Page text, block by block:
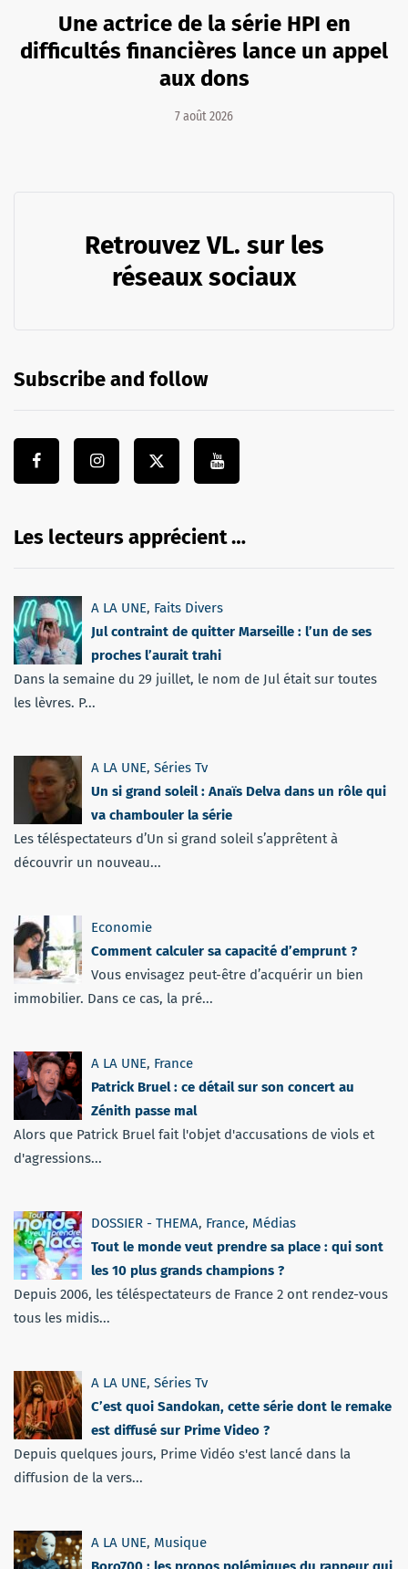
Une actrice de la série HPI en
difficultés financières lance un appel
aux dons
7 août 2026
Retrouvez VL. sur les
réseaux sociaux
Subscribe and follow
Les lecteurs apprécient …
A LA UNE, Faits Divers
Jul contraint de quitter Marseille : l’un de ses
proches l’aurait trahi
Dans la semaine du 29 juillet, le nom de Jul était sur toutes
les lèvres. P...
A LA UNE, Séries Tv
Un si grand soleil : Anaïs Delva dans un rôle qui
va chambouler la série
Les téléspectateurs d’Un si grand soleil s’apprêtent à
découvrir un nouveau...
Economie
Comment calculer sa capacité d’emprunt ?
Vous envisagez peut-être d’acquérir un bien
immobilier. Dans ce cas, la pré...
A LA UNE, France
Patrick Bruel : ce détail sur son concert au
Zénith passe mal
Alors que Patrick Bruel fait l'objet d'accusations de viols et
d'agressions...
DOSSIER - THEMA, France, Médias
Tout le monde veut prendre sa place : qui sont
les 10 plus grands champions ?
Depuis 2006, les téléspectateurs de France 2 ont rendez-vous
tous les midis...
A LA UNE, Séries Tv
C’est quoi Sandokan, cette série dont le remake
est diffusé sur Prime Video ?
Depuis quelques jours, Prime Vidéo s'est lancé dans la
diffusion de la vers...
A LA UNE, Musique